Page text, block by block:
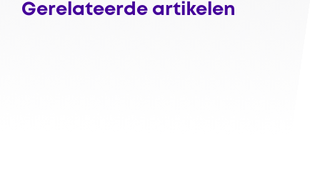
Gerelateerde artikelen